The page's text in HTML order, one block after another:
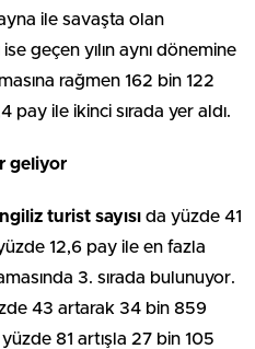
ile savaşta olan
geçen yılın aynı dönemine
rağmen 162 bin 122
pay ile ikinci sırada yer aldı.
geliyor
turist sayısı da yüzde 41
12,6 pay ile en fazla
3. sırada bulunuyor.
43 artarak 34 bin 859
81 artışla 27 bin 105